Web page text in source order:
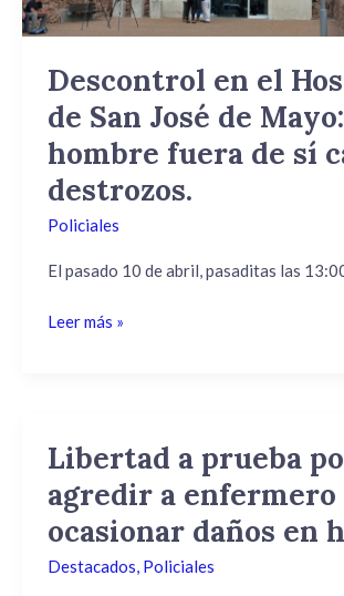
Descontrol en el
de San José de Mayo:
hombre fuera de sí
destrozos.
Policiales
El pasado 10 de abril, pasaditas las
de
Mayo:
fuera
de
sí
causó
destrozos.
Leer más »
Libertad a prueba
agredir a enfermero
ocasionar daños en
Destacados, Policiales
Libertad
prueba
por
agredir